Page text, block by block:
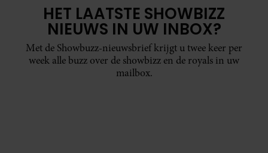
HET LAATSTE SHOWBIZZ
NIEUWS IN UW INBOX?
Met de Showbuzz-nieuwsbrief krijgt u twee keer per
week alle buzz over de showbizz en de royals in uw
mailbox.